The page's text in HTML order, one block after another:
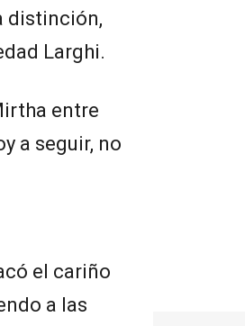
distinción,
Larghi.
entre
a seguir, no
el cariño
a las